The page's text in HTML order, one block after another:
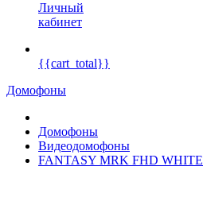
Личный
кабинет
{{cart_total}}
Домофоны
Домофоны
Видеодомофоны
FANTASY MRK FHD WHITE